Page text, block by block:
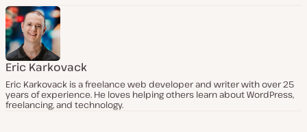
Eric Karkovack
Eric Karkovack is a freelance web developer and writer with over 25
years of experience. He loves helping others learn about WordPress,
freelancing, and technology.